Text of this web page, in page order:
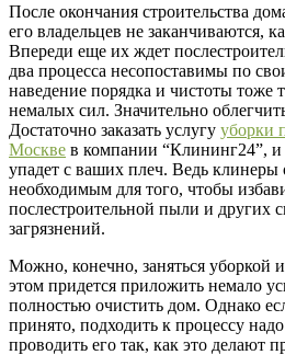
После окончания строительства
его владельцев не заканчиваются,
Впереди еще их ждет
два процесса несопоставимы по
наведение порядка и чистоты тоже
немалых сил. Значительно
Достаточно заказать услугу уборки
Москве в компании “Клининг24”, и
упадет с ваших плеч. Ведь клинеры
необходимым для того, чтобы
послестроительной пыли и других
загрязнений.
Можно, конечно, заняться уборкой
этом придется приложить немало
полностью очистить дом. Однако
принято, подходить к процессу
проводить его так, как это делают